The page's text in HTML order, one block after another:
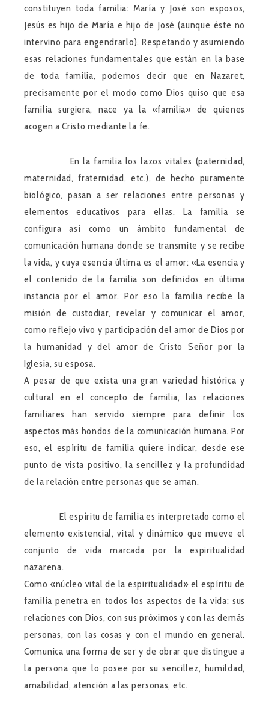
constituyen toda familia: María y José son esposos,
Jesús es hijo de María e hijo de José (aunque éste no
intervino para engendrarlo). Respetando y asumiendo
esas relaciones fundamentales que están en la base
de toda familia, podemos decir que en Nazaret,
precisamente por el modo como Dios quiso que esa
familia surgiera, nace ya la «familia» de quienes
acogen a Cristo mediante la fe.
En la familia los lazos vitales (paternidad,
maternidad, fraternidad, etc.), de hecho puramente
biológico, pasan a ser relaciones entre personas y
elementos educativos para ellas. La familia se
configura así como un ámbito fundamental de
comunicación humana donde se transmite y se recibe
la vida, y cuya esencia última es el amor: «La esencia y
el contenido de la familia son definidos en última
instancia por el amor. Por eso la familia recibe la
misión de custodiar, revelar y comunicar el amor,
como reflejo vivo y participación del amor de Dios por
la humanidad y del amor de Cristo Señor por la
Iglesia, su esposa.
A pesar de que exista una gran variedad histórica y
cultural en el concepto de familia, las relaciones
familiares han servido siempre para definir los
aspectos más hondos de la comunicación humana. Por
eso, el espíritu de familia quiere indicar, desde ese
punto de vista positivo, la sencillez y la profundidad
de la relación entre personas que se aman.
El espíritu de familia es interpretado como el
elemento existencial, vital y dinámico que mueve el
conjunto de vida marcada por la espiritualidad
nazarena.
Como «núcleo vital de la espiritualidad» el espíritu de
familia penetra en todos los aspectos de la vida: sus
relaciones con Dios, con sus próximos y con las demás
personas, con las cosas y con el mundo en general.
Comunica una forma de ser y de obrar que distingue a
la persona que lo posee por su sencillez, humildad,
amabilidad, atención a las personas, etc.